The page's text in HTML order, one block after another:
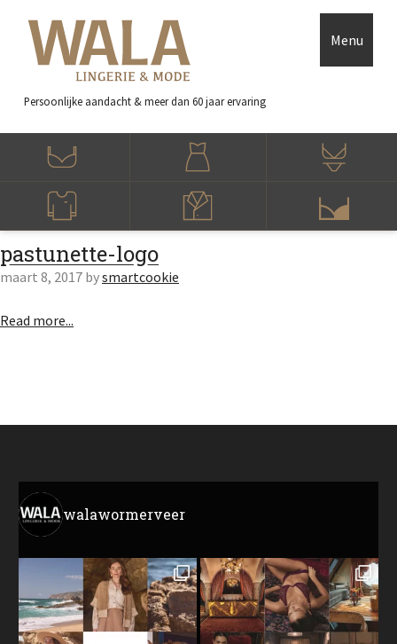
Persoonlijke aandacht & meer dan 60 jaar ervaring
Menu
pastunette-logo
maart 8, 2017 bysmartcookie
Read more...
walawormerveer